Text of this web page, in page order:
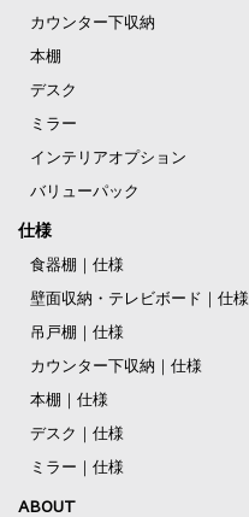
カウンター下収納
本棚
デスク
ミラー
インテリアオプション
バリューパック
仕様
食器棚｜仕様
壁面収納・テレビボード｜仕様
吊戸棚｜仕様
カウンター下収納｜仕様
本棚｜仕様
デスク｜仕様
ミラー｜仕様
ABOUT